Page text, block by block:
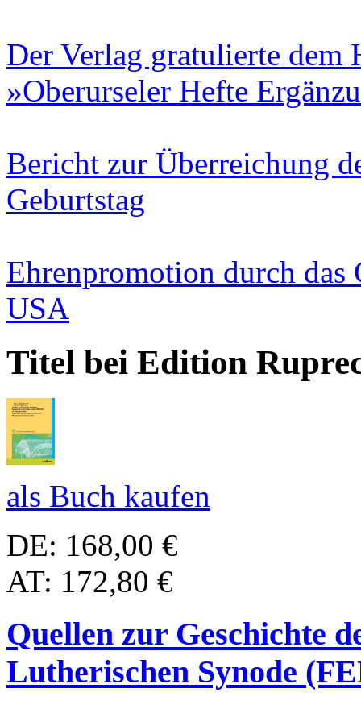
Der Verlag gratulierte dem
»Oberurseler Hefte
Bericht zur Überreichung
Geburtstag
Ehrenpromotion durch
USA
Titel bei Edition
als Buch kaufen
DE: 168,00 €
AT: 172,80 €
Quellen zur Geschichte
Lutherischen Synode